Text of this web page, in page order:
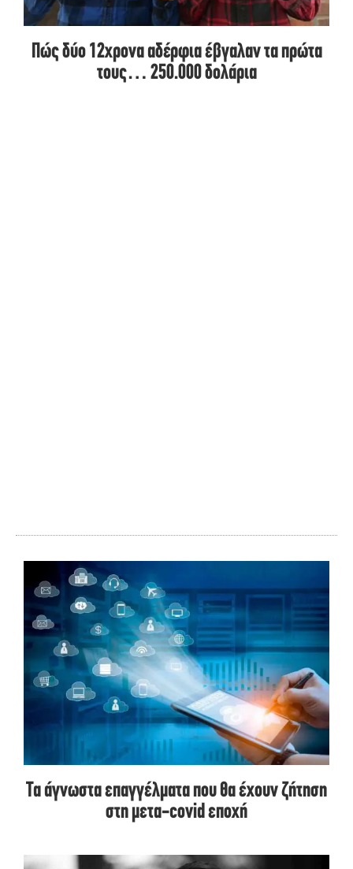
Πώς δύο 12χρονα αδέρφια έβγαλαν τα πρώτα
τους… 250.000 δολάρια
Τα άγνωστα επαγγέλματα που θα έχουν ζήτηση
στη μετα-covid εποχή